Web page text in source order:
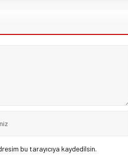
bu tarayıcıya kaydedilsin.